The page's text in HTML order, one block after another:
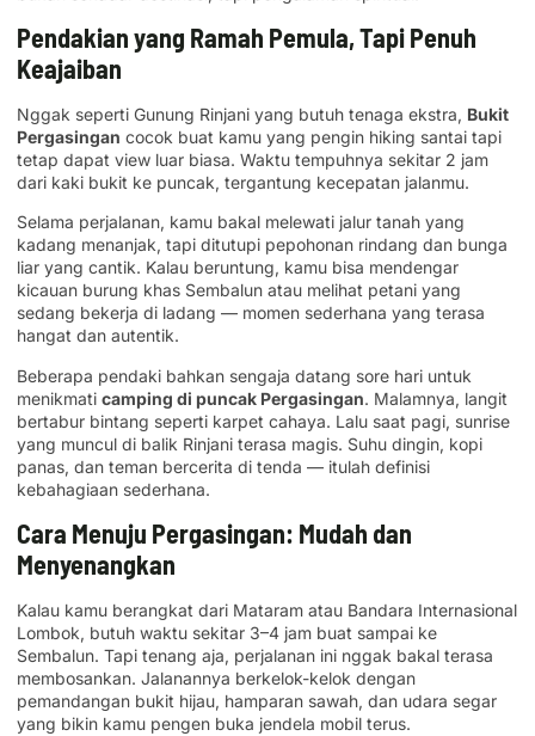
Pendakian yang Ramah Pemula, Tapi Penuh
Keajaiban
Nggak seperti Gunung Rinjani yang butuh tenaga ekstra, Bukit
Pergasingan cocok buat kamu yang pengin hiking santai tapi
tetap dapat view luar biasa. Waktu tempuhnya sekitar 2 jam
dari kaki bukit ke puncak, tergantung kecepatan jalanmu.
Selama perjalanan, kamu bakal melewati jalur tanah yang
kadang menanjak, tapi ditutupi pepohonan rindang dan bunga
liar yang cantik. Kalau beruntung, kamu bisa mendengar
kicauan burung khas Sembalun atau melihat petani yang
sedang bekerja di ladang — momen sederhana yang terasa
hangat dan autentik.
Beberapa pendaki bahkan sengaja datang sore hari untuk
menikmati camping di puncak Pergasingan. Malamnya, langit
bertabur bintang seperti karpet cahaya. Lalu saat pagi, sunrise
yang muncul di balik Rinjani terasa magis. Suhu dingin, kopi
panas, dan teman bercerita di tenda — itulah definisi
kebahagiaan sederhana.
Cara Menuju Pergasingan: Mudah dan
Menyenangkan
Kalau kamu berangkat dari Mataram atau Bandara Internasional
Lombok, butuh waktu sekitar 3–4 jam buat sampai ke
Sembalun. Tapi tenang aja, perjalanan ini nggak bakal terasa
membosankan. Jalanannya berkelok-kelok dengan
pemandangan bukit hijau, hamparan sawah, dan udara segar
yang bikin kamu pengen buka jendela mobil terus.